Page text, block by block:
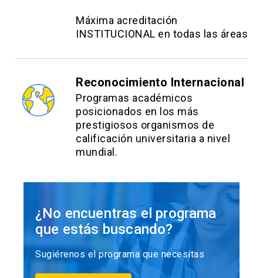
Máxima acreditación
INSTITUCIONAL en todas las áreas
Reconocimiento Internacional
Programas académicos
posicionados en los más
prestigiosos organismos de
calificación universitaria a nivel
mundial.
¿No encuentras el programa
que estás buscando?
Sugiérenos el programa que necesitas